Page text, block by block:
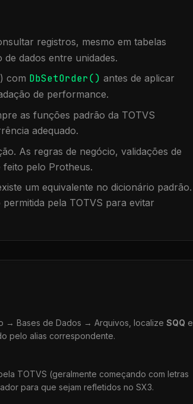
registros, mesmo em tabelas
dados entre unidades.
com DbSetOrder() antes de aplicar
de performance.
as funções padrão da TOTVS
adequado.
As regras de negócio, validações de
feito pelo Protheus.
um equivalente no dicionário padrão.
pela TOTVS para evitar
→ Bases de Dados → Arquivos, localize SQQ e
pelo alias correspondente.
TOTVS (geralmente começando com letras
para que sejam refletidos no SX3.